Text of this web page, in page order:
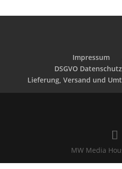
Impressum
DSGVO
Lieferung, Versand und
MW Media